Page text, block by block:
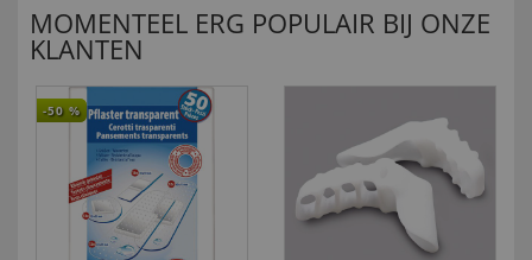
MOMENTEEL ERG POPULAIR BIJ ONZE
KLANTEN
-50 %